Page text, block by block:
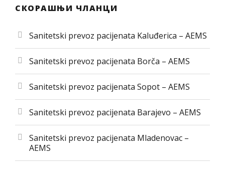
СКОРАШЊИ ЧЛАНЦИ
Sanitetski prevoz pacijenata Kaluđerica – AEMS
Sanitetski prevoz pacijenata Borča – AEMS
Sanitetski prevoz pacijenata Sopot – AEMS
Sanitetski prevoz pacijenata Barajevo – AEMS
Sanitetski prevoz pacijenata Mladenovac –
AEMS